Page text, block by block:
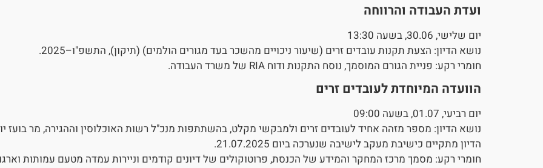
ועדת העבודה והרווחה
יום שלישי, 30.06, בשעה 13:30
נושא הדיון: הצעת תקנות עובדים זרים (שיעור ניכויים מהשכר בעד מגורים הולמים) (תיקון), התשפ"ו–2025.
חומרי רקע: פניית הגורם המוסמך, נוסח התקנות ודוח RIA של משרד העבודה.
הוועדה המיוחדת לעובדים זרים
יום רביעי, 01.07, בשעה 09:00
נושא הדיון: מספר מזהה אחיד לעובדים זרים ולמבקשי מקלט, בהשתתפות מנכ"ל רשות האוכלוסין וההגירה, מר בועז
הדיון מתקיים כישיבת מעקב לישיבה שנערכה ביום 21.07.2025.
חומרי רקע: מסמך מרכז המחקר והמידע של הכנסת, פרוטוקולים של דיונים קודמים וניירות עמדה מטעם עמותות